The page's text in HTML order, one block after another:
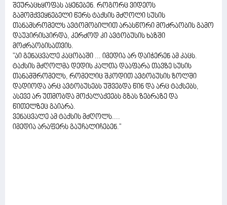
შეურაცხყოფას აყენებენ. როგორც ვიდეოს
გამომქვეყნებელი წერს ტაქსის მძღოლი სუსის
თანამსრომელს ავტომობილით არასწორი მოძრაობის გამო
დაუპირისპირდა, კერძოდ კი ავტობუსის ხაზში
მოძრაობისათვის.
"აი გენაცვალე კაცობაში ... იმედია არ დაიჭერენ ამ კაცს.
ტაქსის მძღოლმა დედის კალთა დააფარა თავზე სუსის
თანამშრომელს, რომელიც შკოდით ავტობუსის ზოლში
დადიოდა არც ავტობუსებს უშვებდა წინ და არც ტაქსებს,
ასევე არ უთმობდა მოქალაქეებს გზას ზებრაზე და
წითელზეც გაიარა.
ვენაცვალე ამ ტაქსის მძღოლს....
იმედია არაფერს გაუჩალიჩებენ."